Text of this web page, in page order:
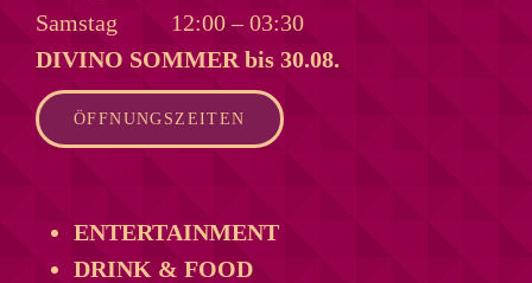
Samstag
12:00 – 03:30
DIVINO SOMMER bis 30.08.
ÖFFNUNGSZEITEN
ENTERTAINMENT
DRINK & FOOD